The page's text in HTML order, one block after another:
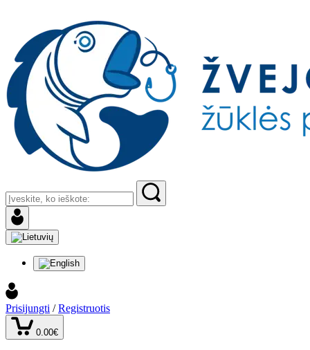
Prisijungti / Registruotis
0.00€